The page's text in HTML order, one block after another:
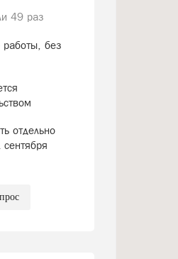
49 раз
работы, без
отдельно